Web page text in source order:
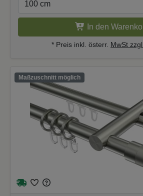
In den
* Preis inkl. österr. MwSt
Maßzuschnitt möglich